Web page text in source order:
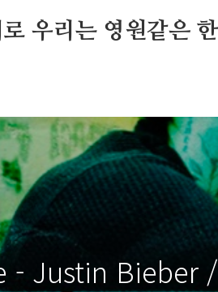
우리는 영원같은
- Justin Bieber